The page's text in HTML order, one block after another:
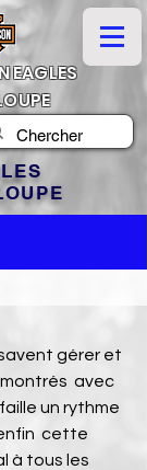
EAGLES
gérer et
avec
un rythme
cette
à tous les